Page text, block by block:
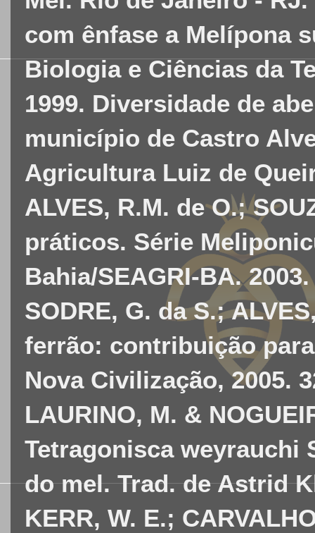
com ênfase a Melípona
Biologia e Ciências da
1999. Diversidade de
município de Castro
Agricultura Luiz de
ALVES, R.M. de O.;
práticos. Série
Bahia/SEAGRI-BA.
SODRE, G. da S.;
ferrão: contribuição
Nova Civilização, 2005.
LAURINO, M. &
Tetragonisca weyrauchi
do mel. Trad. de Astrid
KERR, W. E.;